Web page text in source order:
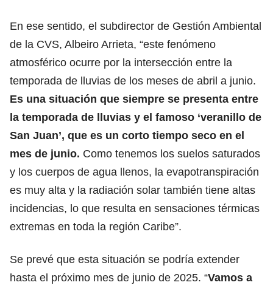
En ese sentido, el subdirector de Gestión Ambiental
de la CVS, Albeiro Arrieta, “este fenómeno
atmosférico ocurre por la intersección entre la
temporada de lluvias de los meses de abril a junio.
Es una situación que siempre se presenta entre
la temporada de lluvias y el famoso ‘veranillo de
San Juan’, que es un corto tiempo seco en el
mes de junio. Como tenemos los suelos saturados
y los cuerpos de agua llenos, la evapotranspiración
es muy alta y la radiación solar también tiene altas
incidencias, lo que resulta en sensaciones térmicas
extremas en toda la región Caribe”.
Se prevé que esta situación se podría extender
hasta el próximo mes de junio de 2025. “Vamos a